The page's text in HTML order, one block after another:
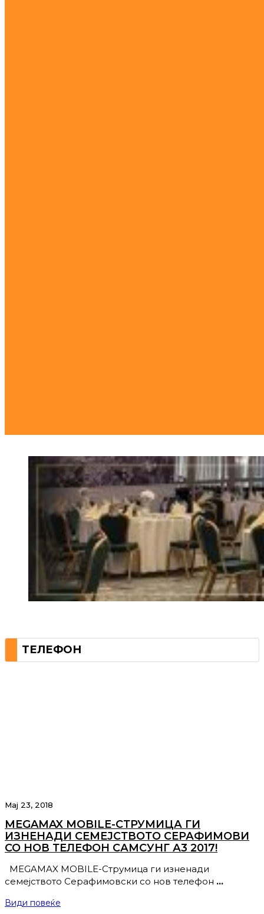
ТЕЛЕФОН
Мај 23, 2018
MEGAMAX MOBILE-СТРУМИЦА ГИ
ИЗНЕНАДИ СЕМЕЈСТВОТО СЕРАФИМОВИ
СО НОВ ТЕЛЕФОН САМСУНГ А3 2017!
MEGAMAX MOBILE-Струмица ги изненади
семејството Серафимовски со нов телефон …
Види повеќе